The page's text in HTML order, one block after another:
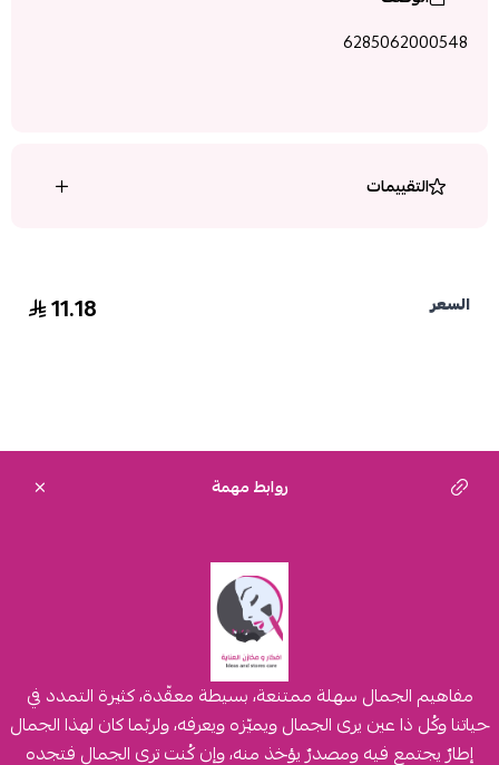
6285062000548
التقييمات
السعر 11.18
روابط مهمة
مفاهيم الجمال سهلة ممتنعة، بسيطة معقّدة، كثيرة التمدد في
حياتنا وكُل ذا عين يرى الجمال ويميّزه ويعرفه، ولربّما كان لهذا الجمال
إطارٌ يجتمع فيه ومصدرٌ يؤخذ منه، وإن كُنت ترى الجمال فتجده